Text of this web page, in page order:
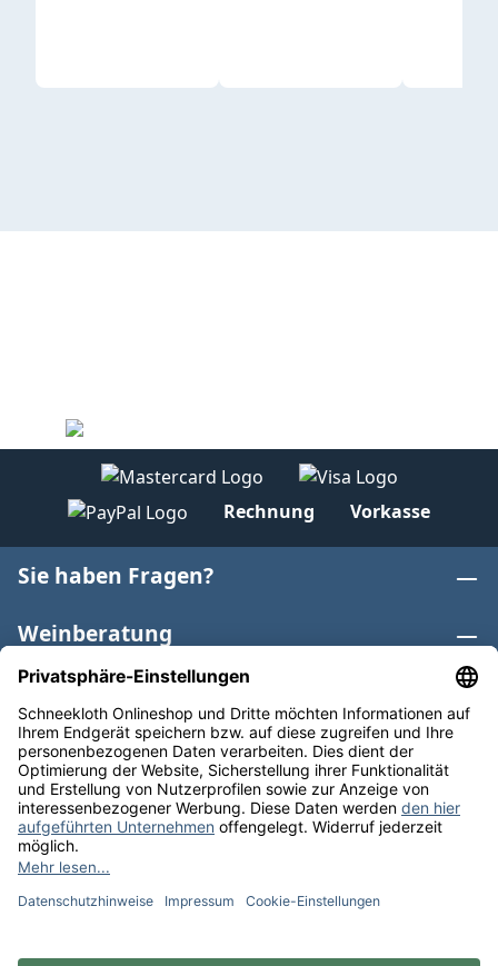
Rechnung Vorkasse
Sie haben Fragen?
Weinberatung
Informationen
Weinkategorien
Internationaler Wein
* Alle Preise inkl. gesetzl. Mehrwertsteuer zzgl.
anders angegeben. Bioprodukte im Bio-Kontrollverfahren